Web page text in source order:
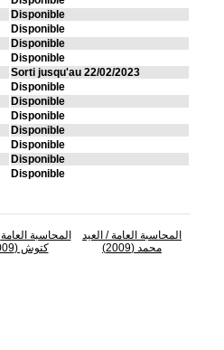
Disponible
Disponible
Disponible
Disponible
Sorti jusqu'au 22/02/2023
Disponible
Disponible
Disponible
Disponible
Disponible
Disponible
Disponible
المحاسبة العامة
كتوش (2009)
المحاسبة العامة/ العيد
محمد (2009)